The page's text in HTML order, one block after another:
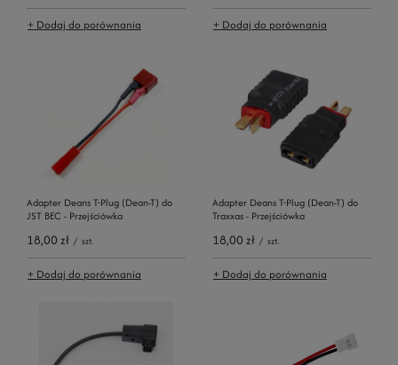
+ Dodaj do porównania + Dodaj do porównania
Adapter Deans T-Plug (Dean-T) do
JST BEC - Przejściówka
18,00 zł / szt.
+ Dodaj do porównania
Adapter Deans T-Plug (Dean-T) do
Traxxas - Przejściówka
18,00 zł / szt.
+ Dodaj do porównania